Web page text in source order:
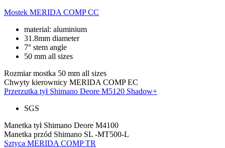
Mostek MERIDA COMP CC
material: aluminium
31.8mm diameter
7° stem angle
50 mm all sizes
Rozmiar mostka 50 mm all sizes
Chwyty kierownicy MERIDA COMP EC
Przerzutka tył Shimano Deore M5120 Shadow+
SGS
Manetka tył Shimano Deore M4100
Manetka przód Shimano SL -MT500-L
Sztyca MERIDA COMP TR